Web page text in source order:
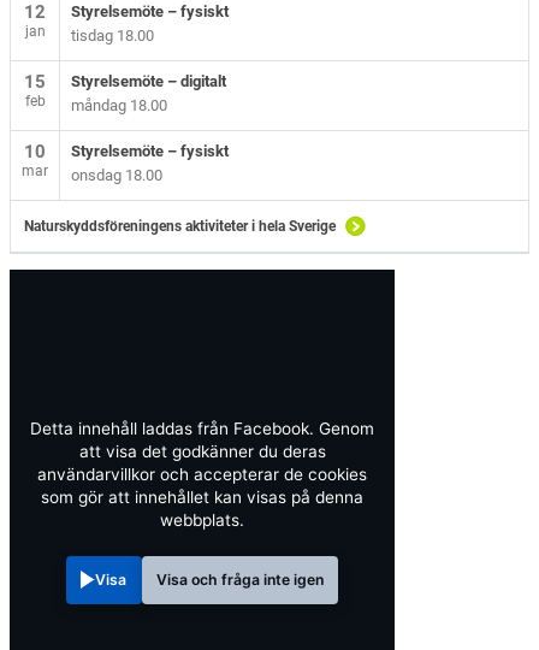
12
jan
Styrelsemöte – fysiskt
tisdag 18.00
15
feb
Styrelsemöte – digitalt
måndag 18.00
10
mar
Styrelsemöte – fysiskt
onsdag 18.00
Naturskyddsföreningens aktiviteter i hela Sverige
Detta innehåll laddas från Facebook. Genom
att visa det godkänner du deras
användarvillkor och accepterar de cookies
som gör att innehållet kan visas på denna
webbplats.
Visa Visa och fråga inte igen